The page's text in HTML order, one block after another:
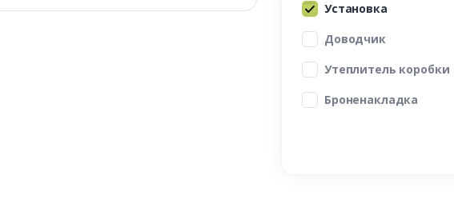
Установка
Доводчик
Утеплитель коробки
Броненакладка